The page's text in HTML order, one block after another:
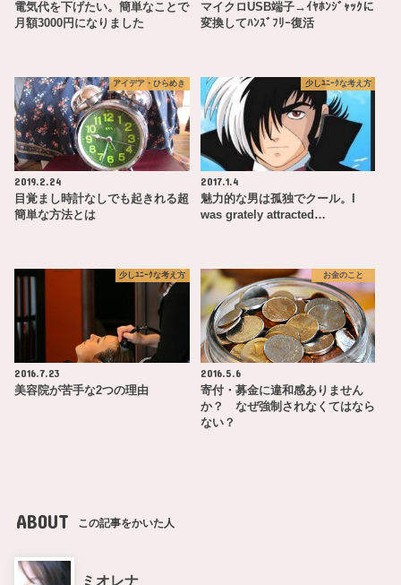
電気代を下げたい。簡単なことで
月額3000円になりました
マイクロUSB端子→ｲﾔﾎﾝｼﾞｬｯｸに
変換してﾊﾝｽﾞﾌﾘｰ復活
アイデア・ひらめき
2019.2.24
目覚まし時計なしでも起きれる超
簡単な方法とは
少しﾕﾆｰｸな考え方
2017.1.4
魅力的な男は孤独でクール。I
was grately attracted…
少しﾕﾆｰｸな考え方
2016.7.23
美容院が苦手な2つの理由
お金のこと
2016.5.6
寄付・募金に違和感ありません
か？ なぜ強制されなくてはなら
ない？
ABOUT この記事をかいた人
ミオレナ